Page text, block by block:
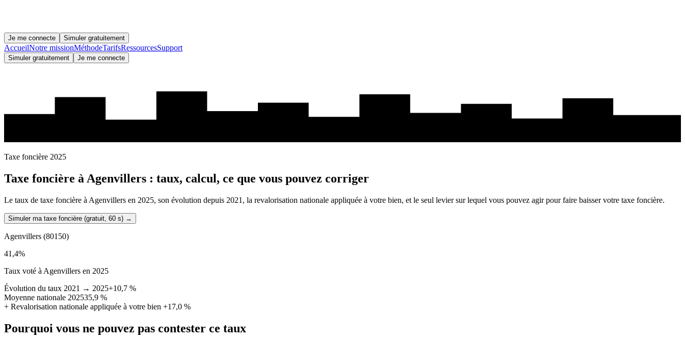
Je me connecte Simuler gratuitement
AccueilNotre missionMéthodeTarifsRessourcesSupport
Simuler gratuitement Je me connecte
Taxe foncière 2025
Taxe foncière à Agenvillers : taux, calcul, ce que vous pouvez corriger
Le taux de taxe foncière à Agenvillers en 2025, son évolution depuis 2021, la revalorisation nationale appliquée à votre bien, et le seul levier sur lequel vous pouvez agir pour faire baisser votre taxe foncière.
Simuler ma taxe foncière (gratuit, 60 s) →
Agenvillers (80150)
41,4%
Taux voté à Agenvillers en 2025
Évolution du taux 2021 → 2025+10,7 %
Moyenne nationale 202535,9 %
+ Revalorisation nationale appliquée à votre bien +17,0 %
Pourquoi vous ne pouvez pas contester ce taux